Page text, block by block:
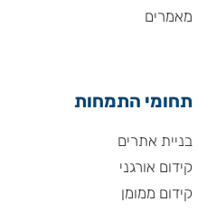
מאמרים
תחומי התמחות
בניית אתרים
קידום אורגני
קידום ממומן